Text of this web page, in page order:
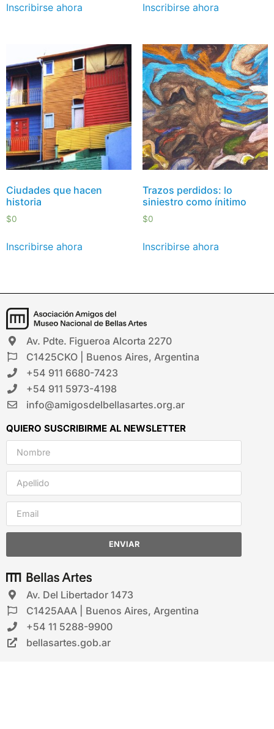
Inscribirse ahora Inscribirse ahora
Ciudades que hacen
historia
$0
Inscribirse ahora
Trazos perdidos: lo
siniestro como ínitimo
$0
Inscribirse ahora
Av. Pdte. Figueroa Alcorta 2270
C1425CKO | Buenos Aires, Argentina
+54 911 6680-7423
+54 911 5973-4198
info@amigosdelbellasartes.org.ar
QUIERO SUSCRIBIRME AL NEWSLETTER
ENVIAR
Av. Del Libertador 1473
C1425AAA | Buenos Aires, Argentina
+54 11 5288-9900
bellasartes.gob.ar